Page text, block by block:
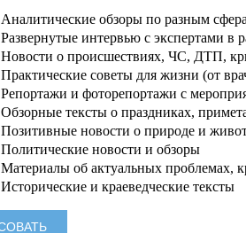
Аналитические обзоры по разным
Развернутые интервью с экспертами в
Новости о происшествиях, ЧС, ДТП,
Практические советы для жизни (от
Репортажи и фоторепортажи с
Обзорные тексты о праздниках,
Позитивные новости о природе и
Политические новости и обзоры
Материалы об актуальных проблемах,
Исторические и краеведческие тексты